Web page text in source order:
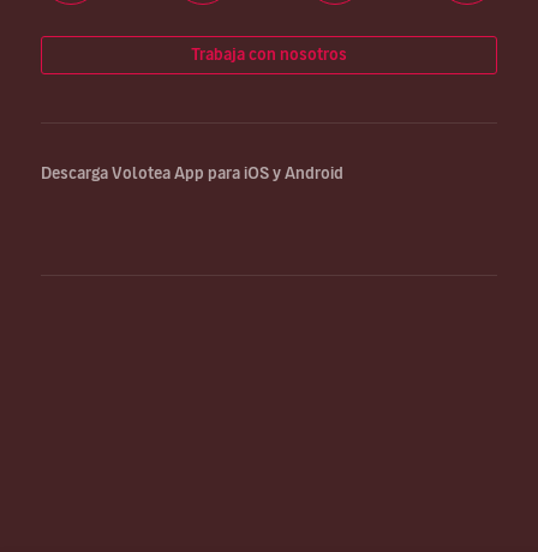
Trabaja con nosotros
Descarga Volotea App para iOS y Android